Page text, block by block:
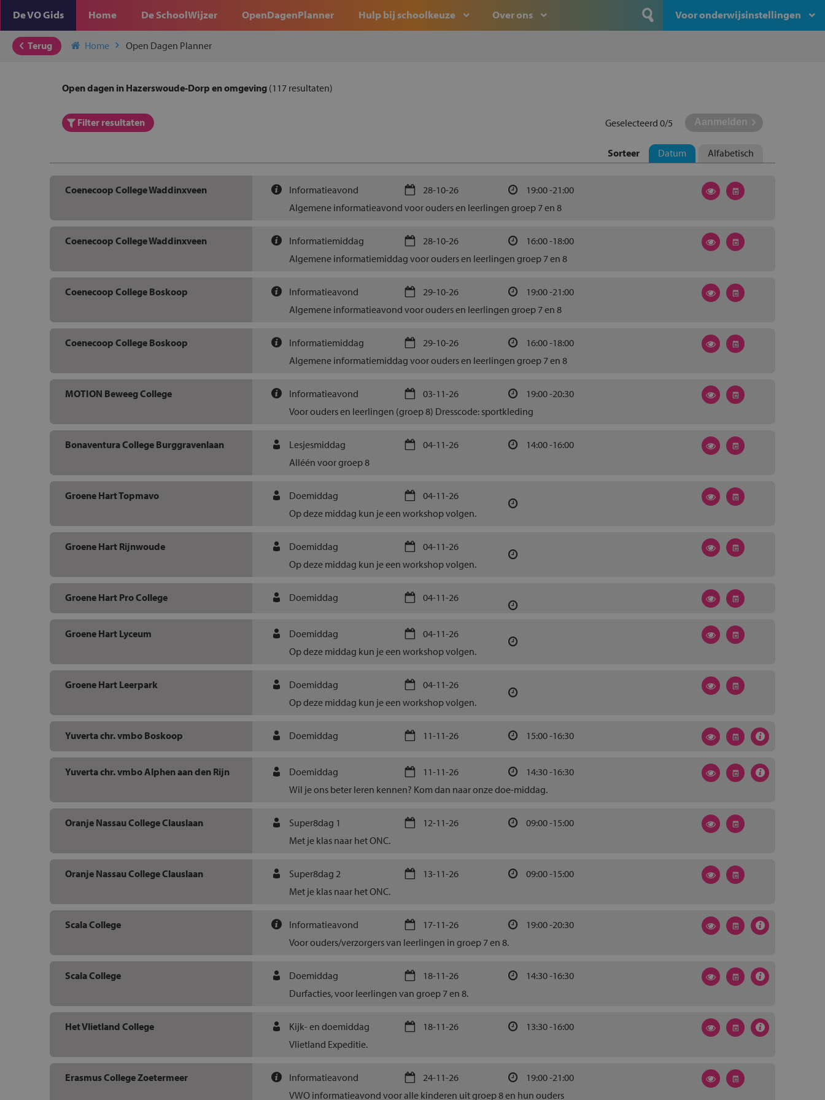
De VO Gids Home De SchoolWijzer OpenDagenPlanner Hulp bij schoolkeuze Over ons Voor onderwijsinstellingen
Terug Home Open Dagen Planner
Open dagen in Hazerswoude-Dorp en omgeving(117resultaten)
Geselecteerd0/5
Filter resultaten
Alfabetisch
Datum
Sorteer
Coenecoop College Waddinxveen Informatieavond 28-10-26
19:00 -21:00
Algemene informatieavond voor ouders en leerlingen groep 7 en 8
Coenecoop College Waddinxveen Informatiemiddag 28-10-26
16:00 -18:00
Algemene informatiemiddag voor ouders en leerlingen groep 7 en 8
Coenecoop College Boskoop Informatieavond 29-10-26
19:00 -21:00
Algemene informatieavond voor ouders en leerlingen groep 7 en 8
Coenecoop College Boskoop Informatiemiddag 29-10-26
16:00 -18:00
Algemene informatiemiddag voor ouders en leerlingen groep 7 en 8
MOTION Beweeg College Informatieavond 03-11-26
19:00 -20:30
Voor ouders en leerlingen (groep 8) Dresscode: sportkleding
Bonaventura College Burggravenlaan Lesjesmiddag 04-11-26
14:00 -16:00
Alléén voor groep 8
Groene Hart Topmavo Doemiddag
04-11-26
Op deze middag kun je een workshop volgen.
Groene Hart Rijnwoude Doemiddag
04-11-26
Op deze middag kun je een workshop volgen.
Groene Hart Pro College Doemiddag 04-11-26
Groene Hart Lyceum Doemiddag
04-11-26
Op deze middag kun je een workshop volgen.
Groene Hart Leerpark Doemiddag
04-11-26
Op deze middag kun je een workshop volgen.
Yuverta chr. vmbo Boskoop Doemiddag 11-11-26 15:00 -16:30
Yuverta chr. vmbo Alphen aan den Rijn Doemiddag 11-11-26
14:30 -16:30
Wil je ons beter leren kennen? Kom dan naar onze doe-middag.
Oranje Nassau College Clauslaan Super8dag 1 12-11-26
09:00 -15:00
Met je klas naar het ONC.
Oranje Nassau College Clauslaan Super8dag 2 13-11-26
09:00 -15:00
Met je klas naar het ONC.
Scala College Informatieavond 17-11-26
19:00 -20:30
Voor ouders/verzorgers van leerlingen in groep 7 en 8.
Scala College Doemiddag 18-11-26
14:30 -16:30
Durfacties, voor leerlingen van groep 7 en 8.
Het Vlietland College Kijk- en doemiddag 18-11-26
13:30 -16:00
Vlietland Expeditie.
Erasmus College Zoetermeer Informatieavond 24-11-26
19:00 -21:00
VWO informatieavond voor alle kinderen uit groep 8 en hun ouders